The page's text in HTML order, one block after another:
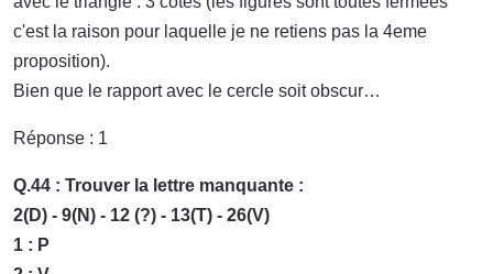
c'est la raison pour laquelle je ne retiens pas la 4eme
proposition).
Bien que le rapport avec le cercle soit obscur…
Réponse : 1
Q.44 : Trouver la lettre manquante :
2(D) - 9(N) - 12 (?) - 13(T) - 26(V)
1 : P